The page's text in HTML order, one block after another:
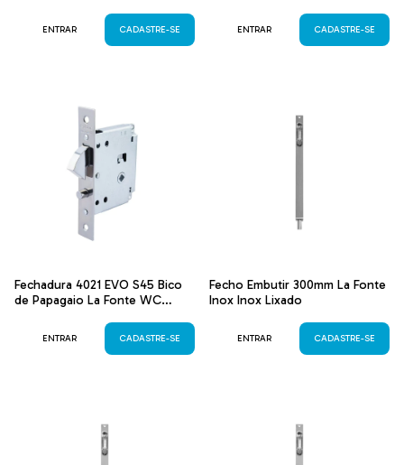
ENTRAR CADASTRE-SE ENTRAR CADASTRE-SE
Fechadura 4021 EVO S45 Bico
de Papagaio La Fonte WC
ENTRAR CADASTRE-SE
Fecho Embutir 300mm La Fonte
Inox Inox Lixado
ENTRAR CADASTRE-SE